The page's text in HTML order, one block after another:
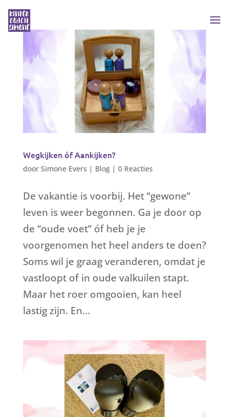
Wegkijken óf Aankijken?
door Simone Evers | Blog| 0 Reacties
De vakantie is voorbij. Het “gewone”
leven is weer begonnen. Ga je door op
de “oude voet” óf heb je je
voorgenomen het heel anders te doen?
Soms wil je graag veranderen, omdat je
vastloopt of in oude valkuilen stapt.
Maar het roer omgooien, kan heel
lastig zijn. En...